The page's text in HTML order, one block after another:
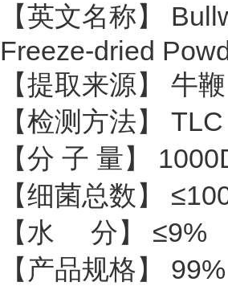
【英文名称】
Freeze-dried
【提取来源】 牛鞭
【检测方法】 TLC
【分 子 量】
【细菌总数】
【水 分】 ≤9%
【产品规格】 99%